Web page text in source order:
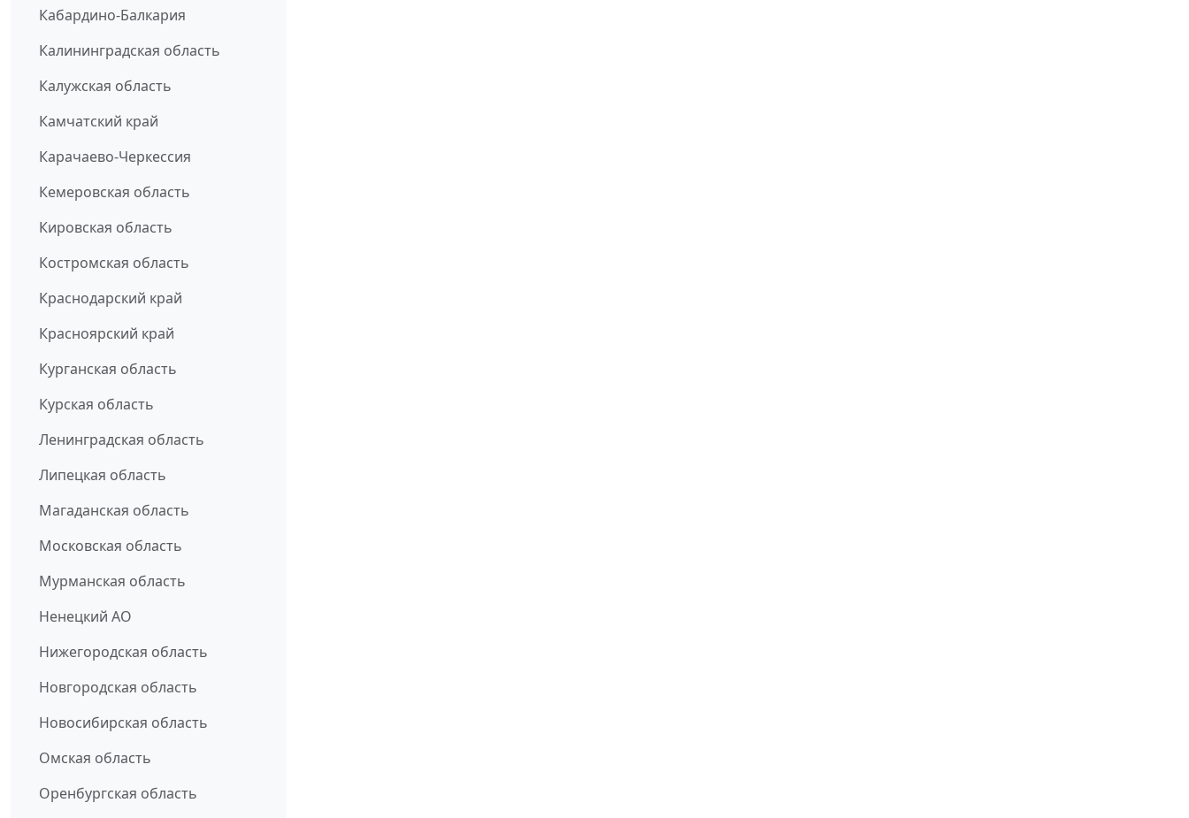
Кабардино-Балкария
Калининградская область
Калужская область
Камчатский край
Карачаево-Черкессия
Кемеровская область
Кировская область
Костромская область
Краснодарский край
Красноярский край
Курганская область
Курская область
Ленинградская область
Липецкая область
Магаданская область
Московская область
Мурманская область
Ненецкий АО
Нижегородская область
Новгородская область
Новосибирская область
Омская область
Оренбургская область